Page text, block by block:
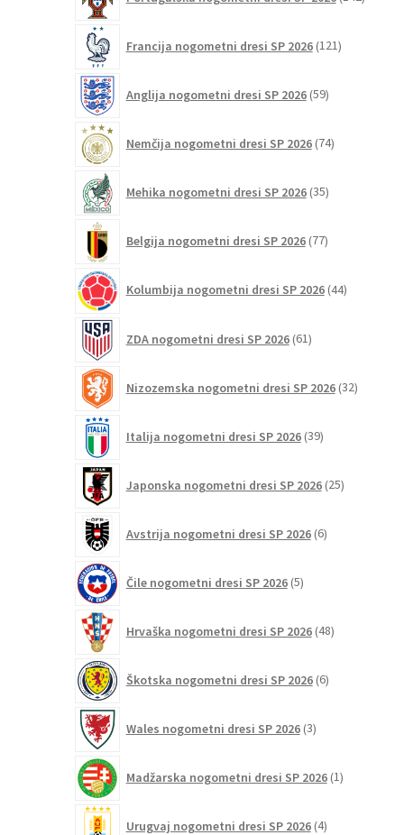
Francija nogometni dresi SP 2026 121izdelkov
Anglija nogometni dresi SP 2026 59izdelkov
Nemčija nogometni dresi SP 2026 74izdelkov
Mehika nogometni dresi SP 2026 35izdelkov
Belgija nogometni dresi SP 2026 77izdelkov
Kolumbija nogometni dresi SP 2026 44izdelkov
ZDA nogometni dresi SP 2026 61izdelkov
Nizozemska nogometni dresi SP 2026 32izdelkov
Italija nogometni dresi SP 2026 39izdelkov
Japonska nogometni dresi SP 2026 25izdelkov
Avstrija nogometni dresi SP 2026 6izdelkov
Čile nogometni dresi SP 2026 5izdelkov
Hrvaška nogometni dresi SP 2026 48izdelkov
Škotska nogometni dresi SP 2026 6izdelkov
Wales nogometni dresi SP 2026 3izdelki
Madžarska nogometni dresi SP 2026 1izdelek
Urugvaj nogometni dresi SP 2026 4